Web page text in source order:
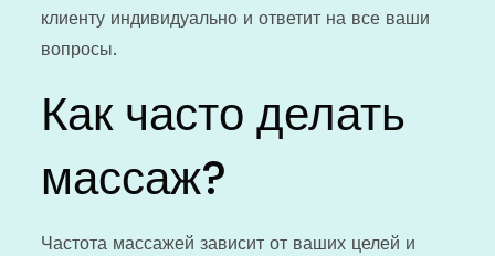
клиенту индивидуально и ответит на все ваши
вопросы.
Как часто делать
массаж?
Частота массажей зависит от ваших целей и